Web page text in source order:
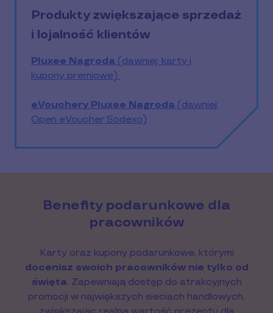
Produkty zwiększające sprzedaż
i lojalność klientów
Pluxee Nagroda (dawniej: karty i
kupony premiowe)
eVouchery Pluxee Nagroda (dawniej:
Open eVoucher Sodexo)
Benefity podarunkowe dla
pracowników
Karty oraz kupony podarunkowe, którymi
docenisz swoich pracowników nie tylko od
święta. Zapewniają dostęp do atrakcyjnych
promocji w największych sieciach handlowych,